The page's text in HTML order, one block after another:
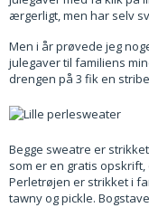
ærgerligt, men har selv
Men i år prøvede jeg
julegaver til familiens
drengen på 3 fik en
Begge sweatre er
som er en gratis
Perletrøjen er strikket i
tawny og pickle.